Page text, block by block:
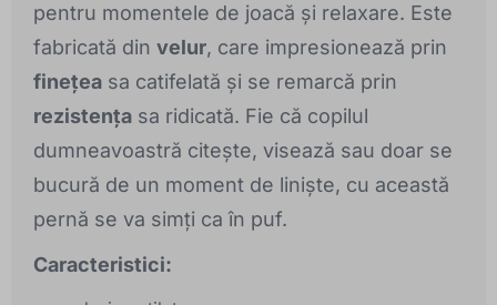
pentru momentele de joacă și relaxare. Este
fabricată din velur, care impresionează prin
finețea sa catifelată și se remarcă prin
rezistența sa ridicată. Fie că copilul
dumneavoastră citește, visează sau doar se
bucură de un moment de liniște, cu această
pernă se va simți ca în puf.
Caracteristici: